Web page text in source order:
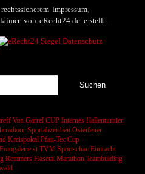
Impressum,
von eRecht24.de erstellt.
Von Garrel CUP Internes Hallenturnier
Sportabzeichen Osterfeuer
Kreispokal Pfau-Tec Cup
Fotogalerie st TVM Sportschau Eintracht
Remmers Hasetal Marathon Teambulding